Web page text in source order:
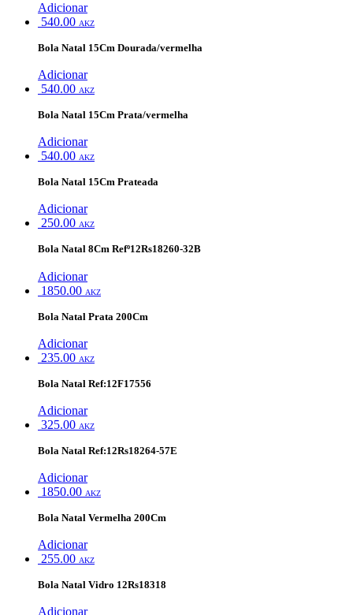
Adicionar
540.00 AKZ
Bola Natal 15Cm Dourada/vermelha
Adicionar
540.00 AKZ
Bola Natal 15Cm Prata/vermelha
Adicionar
540.00 AKZ
Bola Natal 15Cm Prateada
Adicionar
250.00 AKZ
Bola Natal 8Cm Refº12Rs18260-32B
Adicionar
1850.00 AKZ
Bola Natal Prata 200Cm
Adicionar
235.00 AKZ
Bola Natal Ref:12F17556
Adicionar
325.00 AKZ
Bola Natal Ref:12Rs18264-57E
Adicionar
1850.00 AKZ
Bola Natal Vermelha 200Cm
Adicionar
255.00 AKZ
Bola Natal Vidro 12Rs18318
Adicionar